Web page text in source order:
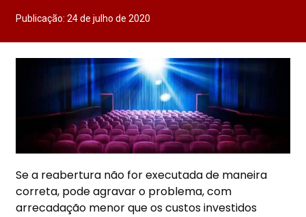
Publicação:24 de julho de 2020
Se a reabertura não for executada de maneira
correta, pode agravar o problema, com
arrecadação menor que os custos investidos